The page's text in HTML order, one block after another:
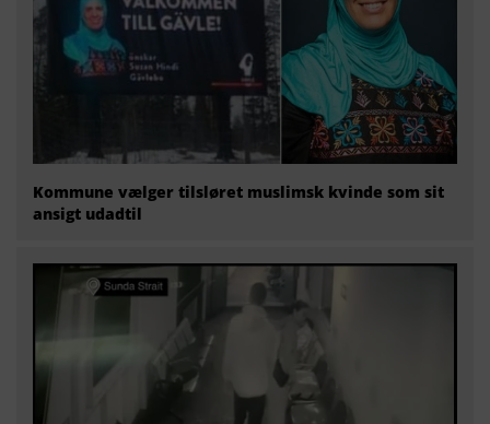
Kommune vælger tilsløret muslimsk kvinde som sit
ansigt udadtil